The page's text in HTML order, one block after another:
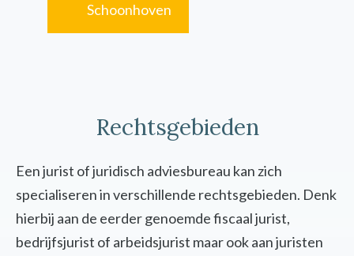
Schoonhoven
Rechtsgebieden
Een jurist of juridisch adviesbureau kan zich
specialiseren in verschillende rechtsgebieden. Denk
hierbij aan de eerder genoemde fiscaal jurist,
bedrijfsjurist of arbeidsjurist maar ook aan juristen